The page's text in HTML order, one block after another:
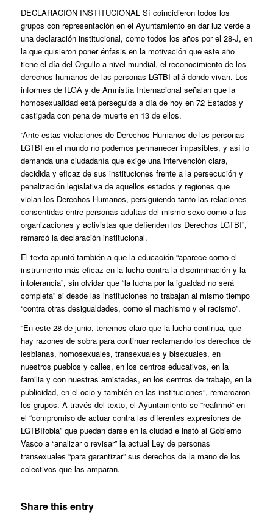
DECLARACIÓN INSTITUCIONAL Sí coincidieron todos los
grupos con representación en el Ayuntamiento en dar luz verde a
una declaración institucional, como todos los años por el 28-J, en
la que quisieron poner énfasis en la motivación que este año
tiene el día del Orgullo a nivel mundial, el reconocimiento de los
derechos humanos de las personas LGTBI allá donde vivan. Los
informes de ILGA y de Amnistía Internacional señalan que la
homosexualidad está perseguida a día de hoy en 72 Estados y
castigada con pena de muerte en 13 de ellos.
“Ante estas violaciones de Derechos Humanos de las personas
LGTBI en el mundo no podemos permanecer impasibles, y así lo
demanda una ciudadanía que exige una intervención clara,
decidida y eficaz de sus instituciones frente a la persecución y
penalización legislativa de aquellos estados y regiones que
violan los Derechos Humanos, persiguiendo tanto las relaciones
consentidas entre personas adultas del mismo sexo como a las
organizaciones y activistas que defienden los Derechos LGTBI”,
remarcó la declaración institucional.
El texto apuntó también a que la educación “aparece como el
instrumento más eficaz en la lucha contra la discriminación y la
intolerancia”, sin olvidar que “la lucha por la igualdad no será
completa” si desde las instituciones no trabajan al mismo tiempo
“contra otras desigualdades, como el machismo y el racismo”.
“En este 28 de junio, tenemos claro que la lucha continua, que
hay razones de sobra para continuar reclamando los derechos de
lesbianas, homosexuales, transexuales y bisexuales, en
nuestros pueblos y calles, en los centros educativos, en la
familia y con nuestras amistades, en los centros de trabajo, en la
publicidad, en el ocio y también en las instituciones”, remarcaron
los grupos. A través del texto, el Ayuntamiento se “reafirmó” en
el “compromiso de actuar contra las diferentes expresiones de
LGTBIfobia”que puedan darse en la ciudad e instó al Gobierno
Vasco a “analizar o revisar” la actual Ley de personas
transexuales “para garantizar” sus derechos de la mano de los
colectivos que las amparan.
Share this entry